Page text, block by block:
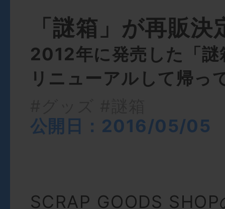
「謎箱」が再販決
2012年に発売した「謎
リニューアルして帰っ
公開日：2016/05/05
SCRAP GOODS